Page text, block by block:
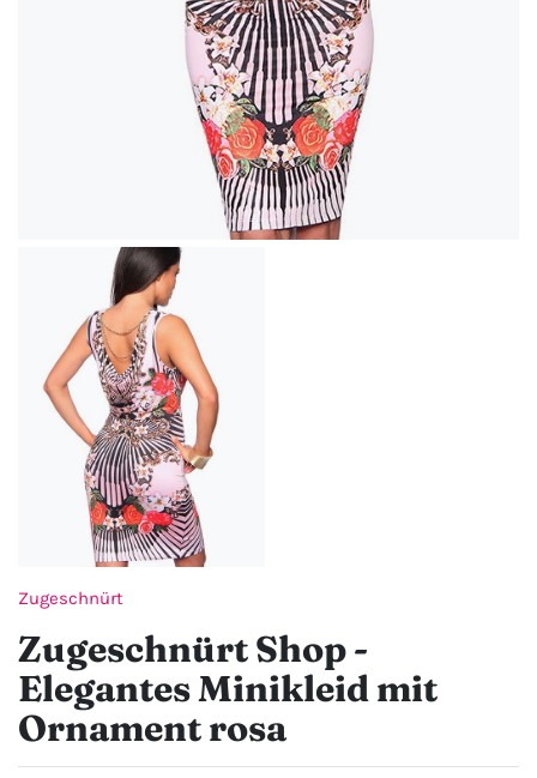
Zugeschnürt
Zugeschnürt Shop -
Elegantes Minikleid mit
Ornament rosa